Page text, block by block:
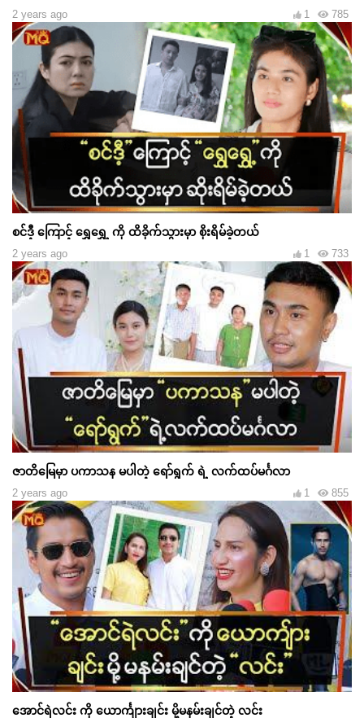
2 years ago 785
1
စင်ဒီ့ ကြောင့် ရွှေရွှေ့ ကို ထိခိုက်သွားမှာ စိုးရိမ်ခဲ့တယ်
2 years ago 733
1
ဇာတိမြေမှာ ပကာသန မပါတဲ့ ရော်ရွက် ရဲ့ လက်ထပ်မင်္ဂလာ
2 years ago 855
1
အောင်ရဲလင်း ကို ယောင်္ကျားချင်း မို့မနမ်းချင်တဲ့ လင်း